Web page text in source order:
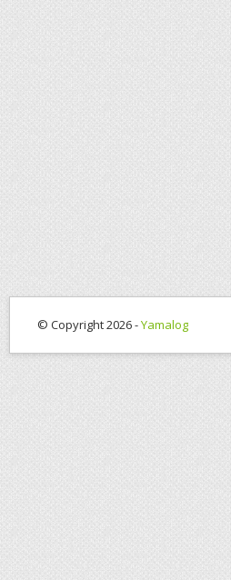
© Copyright 2026 -Yamalog